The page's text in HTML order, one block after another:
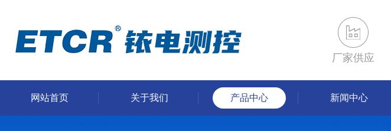
厂家供应
网站首页 关于我们 产品中心 新闻中心